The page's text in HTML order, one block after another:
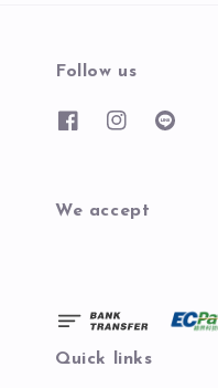
Follow us
We accept
Quick links